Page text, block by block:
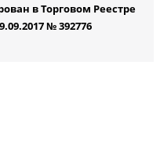
в Торговом Реестре
№ 392776